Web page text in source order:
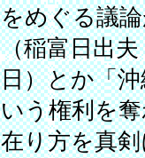
をめぐる議
（稲富日出
日）とか「
いう権利を
在り方を真